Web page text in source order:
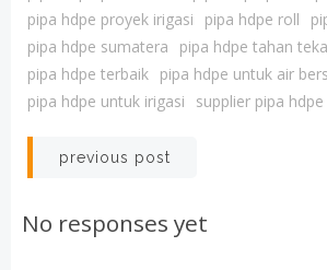
pipa hdpe proyek irigasi
pipa hdpe roll
pipa hdpe sumatera
pipa hdpe tahan
pipa hdpe terbaik pipa hdpe untuk air
pipa hdpe untuk irigasi
supplier pipa hdpe
Post
navigation
previous post
No responses yet